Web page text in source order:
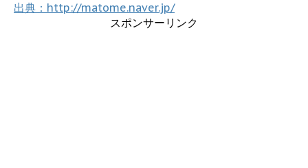
出典：http://matome.naver.jp/
スポンサーリンク